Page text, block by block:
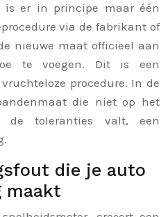
is er in principe maar één
via de fabrikant of
nieuwe maat officieel aan
te voegen. Dit is een
procedure. In de
die niet op het
de toleranties valt, een
die je auto
maakt